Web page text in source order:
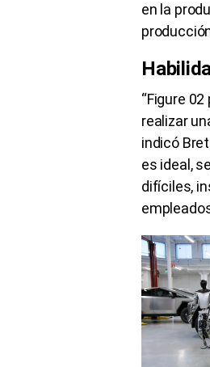
en la
“Figure
realizar
indicó
es ideal,
difíciles,